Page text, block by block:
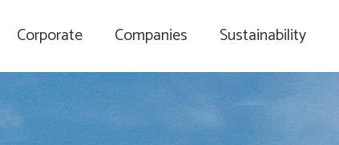
Corporate Companies Sustainability